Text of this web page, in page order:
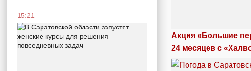
15:21
Акция «Большие
24 месяцев с